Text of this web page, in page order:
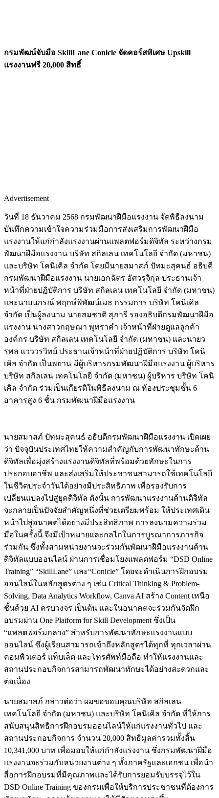
กรมพัฒน์จับมือ SkillLane Conicle จัดคอร์สพิเศษ Upskill
แรงงานฟรี 20,000 สิทธิ์
Advertisement
วันที่ 18 ธันวาคม 2568 กรมพัฒนาฝีมือแรงงาน จัดพิธีลงนาม
บันทึกความเข้าใจความร่วมมือการส่งเสริมการพัฒนาฝีมือ
แรงงานให้แก่กำลังแรงงานผ่านแพลตฟอร์มดิจิทัล ระหว่างกรม
พัฒนาฝีมือแรงงาน บริษัท สกิลเลน เทคโนโลยี จำกัด (มหาชน)
และบริษัท โคนิเคิล จำกัด โดยมีนายสมาสภ์ ปัทมะสุคนธ์ อธิบดี
กรมพัฒนาฝีมือแรงงาน นายเอกฉัตร อัศวรุจิกุล ประธานเจ้า
หน้าที่ฝ่ายปฏิบัติการ บริษัท สกิลเลน เทคโนโลยี จำกัด (มหาชน)
และนายนกรณ์ พฤกษ์พิพัฒน์เมธ กรรมการ บริษัท โคนิเคิล
จำกัด เป็นผู้ลงนาม นายสมชาติ สุภารี รองอธิบดีกรมพัฒนาฝีมือ
แรงงาน นางสาวกฤษณา พุทราคำ เจ้าหน้าที่ฝ่ายดูแลลูกค้า
องค์กร บริษัท สกิลเลน เทคโนโลยี จำกัด (มหาชน) และนายว
รพล แวววรวิทย์ ประธานเจ้าหน้าที่ฝ่ายปฏิบัติการ บริษัท โคนิ
เคิล จำกัด เป็นพยาน มีผู้บริหารกรมพัฒนาฝีมือแรงงาน ผู้บริหาร
บริษัท สกิลเลน เทคโนโลยี จำกัด (มหาชน) ผู้บริหาร บริษัท โคนิ
เคิล จำกัด ร่วมเป็นเกียรติในพิธีลงนาม ณ ห้องประชุมชั้น 6
อาคารสูง 6 ชั้น กรมพัฒนาฝีมือแรงงาน
นายสมาสภ์ ปัทมะสุคนธ์ อธิบดีกรมพัฒนาฝีมือแรงงาน เปิดเผย
ว่า ปัจจุบันประเทศไทยให้ความสำคัญกับการพัฒนาทักษะด้าน
ดิจิทัลเพื่อมุ่งสร้างแรงงานดิจิทัลที่พร้อมด้วยทักษะในการ
ประกอบอาชีพ และส่งเสริมให้ประชาชนสามารถใช้เทคโนโลยี
ในชีวิตประจำวันได้อย่างมีประสิทธิภาพ เพื่อรองรับการ
เปลี่ยนแปลงไปสู่ยุคดิจิทัล ดังนั้น การพัฒนาแรงงานด้านดิจิทัล
จะกลายเป็นปัจจัยสำคัญหนึ่งที่ช่วยเตรียมพร้อม ให้ประเทศเดิน
หน้าไปสู่อนาคตได้อย่างมีประสิทธิภาพ การลงนามความร่วม
มือในครั้งนี้ จึงมีเป้าหมายและกลไกในการบูรณาการภารกิจ
ร่วมกัน ซึ่งทั้งสามหน่วยงานจะร่วมกันพัฒนาฝีมือแรงงานด้าน
ดิจิทัลแบบออนไลน์ ผ่านการเชื่อมโยงแพลตฟอร์ม “DSD Online
Training” “SkillLane” และ“Conicle” โดยจะดำเนินการฝึกอบรม
ออนไลน์ในหลักสูตรต่าง ๆ เช่น Critical Thinking & Problem-
Solving, Data Analytics Workflow, Canva AI สร้าง Content เหนือ
ชั้นด้วย AI ครบวงจร เป็นต้น และในอนาคตจะร่วมกันจัดฝึก
อบรมผ่าน One Platform for Skill Development ซึ่งเป็น
“แพลตฟอร์มกลาง” สำหรับการพัฒนาทักษะแรงงานแบบ
ออนไลน์ ซึ่งผู้เรียนสามารถเข้าถึงหลักสูตรได้ทุกที่ ทุกเวลาผ่าน
คอมพิวเตอร์ แท็บเล็ต และโทรศัพท์มือถือ ทำให้แรงงานและ
สถานประกอบกิจการสามารถพัฒนาทักษะได้อย่างสะดวกและ
ต่อเนื่อง
นายสมาสภ์ กล่าวต่อว่า ผมขอขอบคุณบริษัท สกิลเลน
เทคโนโลยี จำกัด (มหาชน) และบริษัท โคนิเคิล จำกัด ที่ให้การ
สนับสนุนสิทธิการฝึกอบรมออนไลน์ให้แก่แรงงานทั่วไป และ
สถานประกอบกิจการ จำนวน 20,000 สิทธิมูลค่ารวมทั้งสิ้น
10,341,000 บาท เพื่อมอบให้แก่กำลังแรงงาน ซึ่งกรมพัฒนาฝีมือ
แรงงานจะร่วมกับหน่วยงานต่าง ๆ ทั้งภาครัฐและเอกชน เพื่อนำ
สื่อการฝึกอบรมที่มีคุณภาพและได้รับการยอมรับบรรจุไว้ใน
DSD Online Training ของกรมเพื่อให้บริการประชาชนที่ต้องการ